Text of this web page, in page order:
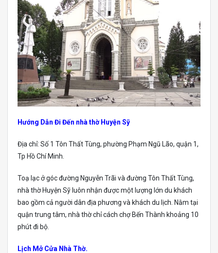
Hướng Dẫn Đi Đến nhà thờ Huyện Sỹ
Địa chỉ: Số 1 Tôn Thất Tùng, phường Phạm Ngũ Lão, quận 1,
Tp Hồ Chí Minh.
Toạ lạc ở góc đường Nguyễn Trãi và đường Tôn Thất Tùng,
nhà thờ Huyện Sỹ luôn nhận được một lượng lớn du khách
bao gồm cả người dân địa phương và khách du lịch. Nằm tại
quận trung tâm, nhà thờ chỉ cách chợ Bến Thành khoảng 10
phút đi bộ.
Lịch Mở Cửa Nhà Thờ.